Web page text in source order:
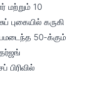
மற்றும் 10
புகையில் கருகி
50-க்கும்